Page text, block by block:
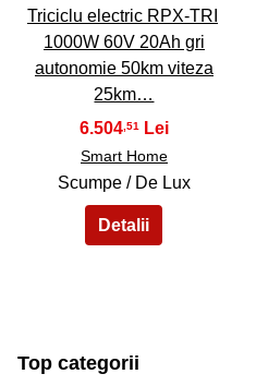
Triciclu electric RPX-TRI
1000W 60V 20Ah gri
autonomie 50km viteza
25km…
6.504 ,51
Smart Home
Scumpe / De Lux
Top categorii